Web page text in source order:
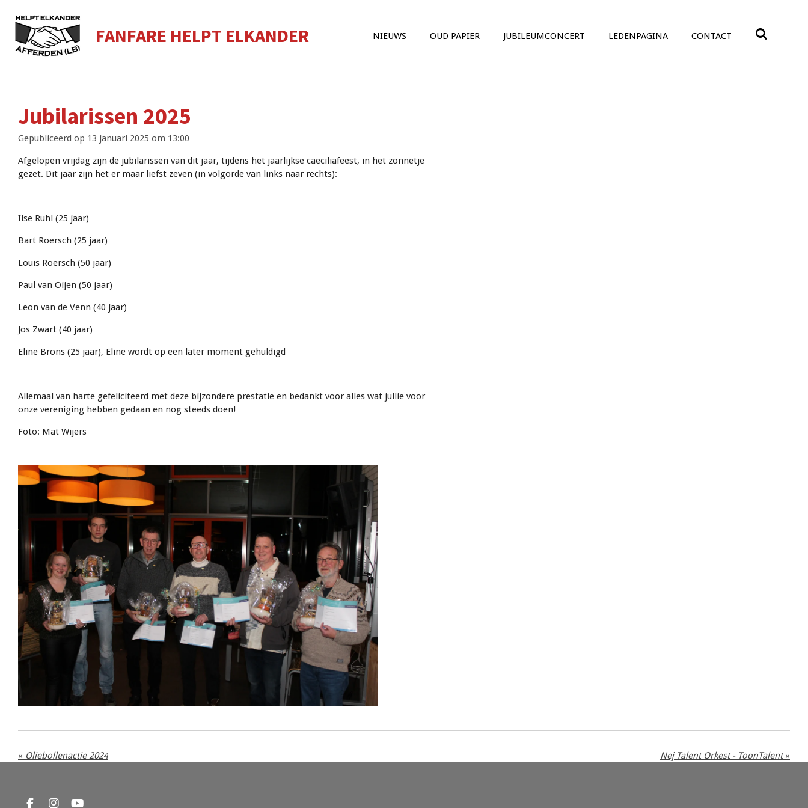
direct
naar
de
FANFARE HELPT ELKANDER NIEUWS OUD PAPIER JUBILEUMCONCERT LEDENPAGINA CONTACT
Jubilarissen 2025
Gepubliceerd op 13 januari 2025 om 13:00
Afgelopen vrijdag zijn de jubilarissen van dit jaar, tijdens het jaarlijkse caeciliafeest, in het zonnetje
gezet. Dit jaar zijn het er maar liefst zeven (in volgorde van links naar rechts):
Ilse Ruhl (25 jaar)
Bart Roersch (25 jaar)
Louis Roersch (50 jaar)
Paul van Oijen (50 jaar)
Leon van de Venn (40 jaar)
Jos Zwart (40 jaar)
Eline Brons (25 jaar), Eline wordt op een later moment gehuldigd
Allemaal van harte gefeliciteerd met deze bijzondere prestatie en bedankt voor alles wat jullie voor
onze vereniging hebben gedaan en nog steeds doen!
Foto: Mat Wijers
« Oliebollenactie 2024 Nej Talent Orkest - ToonTalent »